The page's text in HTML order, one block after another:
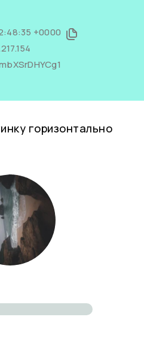
+0000
горизонтально